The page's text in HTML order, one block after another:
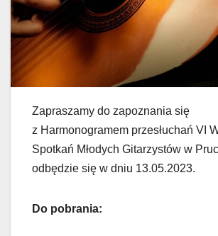
Zapraszamy do zapoznania się
z Harmonogramem przesłuchań VI
Spotkań Młodych Gitarzystów w
odbędzie się w dniu 13.05.2023.
Do pobrania: